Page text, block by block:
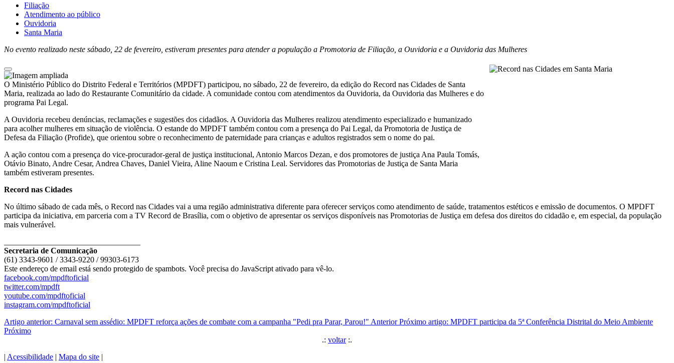
Filiação
Atendimento ao público
Ouvidoria
Santa Maria
No evento realizado neste sábado, 22 de fevereiro, estiveram presentes para atender a população a Promotoria de Filiação, a Ouvidoria e a Ouvidoria das Mulheres
O Ministério Público do Distrito Federal e Territórios (MPDFT) participou, no sábado, 22 de fevereiro, da edição do Record nas Cidades de Santa
Maria, realizada ao lado do Restaurante Comunitário da cidade. A comunidade contou com atendimentos da Ouvidoria, da Ouvidoria das Mulheres e do
programa Pai Legal.
A Ouvidoria recebeu denúncias, reclamações e sugestões dos cidadãos. A Ouvidoria das Mulheres realizou atendimento especializado e humanizado
para acolher mulheres em situação de violência. O estande do MPDFT também contou com a presença do Pai Legal, da Promotoria de Justiça de
Defesa da Filiação (Profide), que orientou sobre o reconhecimento de paternidade para crianças e adultos registrados sem o nome do pai.
A ação contou com a presença do vice-procurador-geral de justiça institucional, Antonio Marcos Dezan, e dos promotores de justiça Ana Paula Tomás,
Otávio Binato, Andre Cesar, Andrea Chaves, Daniel Vieira, Aline Naoum e Cristina Leal. Servidores das Promotorias de Justiça de Santa Maria
também estiveram presentes.
Record nas Cidades
No último sábado de cada mês, o Record nas Cidades vai a uma região administrativa diferente para oferecer serviços como atendimento de saúde, tratamentos estéticos e emissão de documentos. O MPDFT
participa da iniciativa, em parceria com a TV Record de Brasília, com o objetivo de apresentar os serviços disponíveis nas Promotorias de Justiça em defesa dos direitos do cidadão e, em especial, da população
mais vulnerável.
Secretaria de Comunicação
(61) 3343-9601 / 3343-9220 / 99303-6173
Este endereço de email está sendo protegido de spambots. Você precisa do JavaScript ativado para vê-lo.
facebook.com/mpdftoficial
twitter.com/mpdft
youtube.com/mpdftoficial
instagram.com/mpdftoficial
Artigo anterior: Carnaval sem assédio: MPDFT reforça ações de combate com a campanha "Pedi pra Parar, Parou!" Anterior Próximo artigo: MPDFT participa da 5ª Conferência Distrital do Meio Ambiente
Próximo
.: voltar:.
| Acessibilidade | Mapa do site |